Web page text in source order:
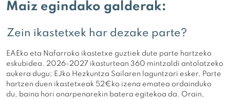
Maiz egindako galderak:
Zein ikastetxek har dezake parte?
EAEko eta Nafarroko ikastetxe guztiek dute parte hartzeko
eskubidea. 2026-2027 ikasturtean 360 mintzaldi antolatzeko
aukera dugu; EJko Hezkuntza Sailaren laguntzari esker. Parte
hartzen duen ikastetxeak 52€ko izena ematea ordainduko
du, baina hori onarpenarekin batera egitekoa da. Orain,